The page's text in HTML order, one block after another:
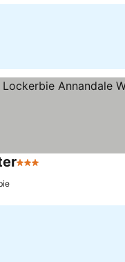
3 Estrelas